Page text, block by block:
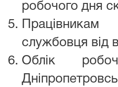
робочого дня
Працівникам
службовця від
Облік